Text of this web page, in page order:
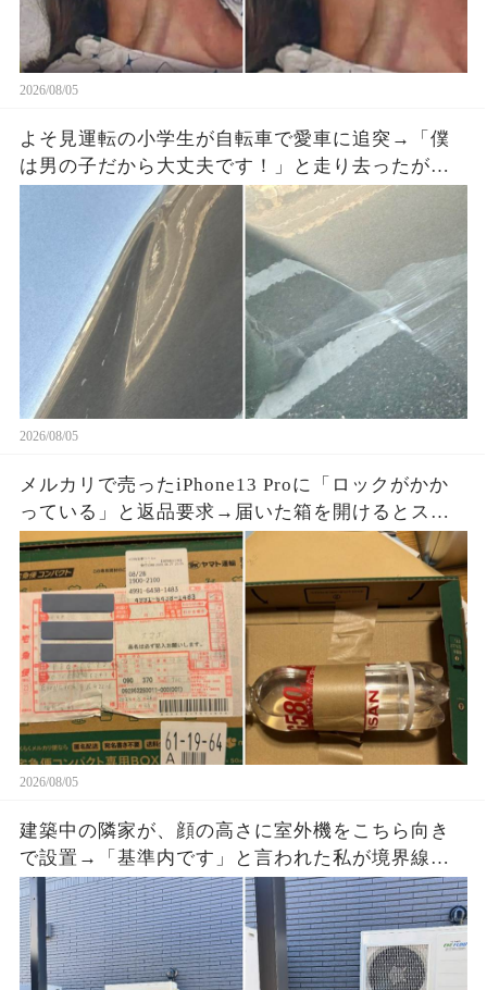
2026/08/05
よそ見運転の小学生が自転車で愛車に追突→「僕
は男の子だから大丈夫です！」と走り去ったが、
ドラレコに残った一言で両親が戻ってきた
2026/08/05
メルカリで売ったiPhone13 Proに「ロックがかか
っている」と返品要求→届いた箱を開けるとスマ
ホはなく、重量を合わせたペットボトルが固定さ
れていた
2026/08/05
建築中の隣家が、顔の高さに室外機をこちら向き
で設置→「基準内です」と言われた私が境界線と
排気方向の写真を送ると、現場監督が工事を止め
た